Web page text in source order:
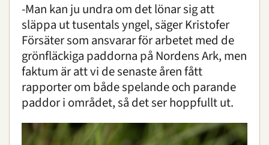
-Man kan ju undra om det lönar sig att
släppa ut tusentals yngel, säger Kristofer
Försäter som ansvarar för arbetet med de
grönfläckiga paddorna på Nordens Ark, men
faktum är att vi de senaste åren fått
rapporter om både spelande och parande
paddor i området, så det ser hoppfullt ut.